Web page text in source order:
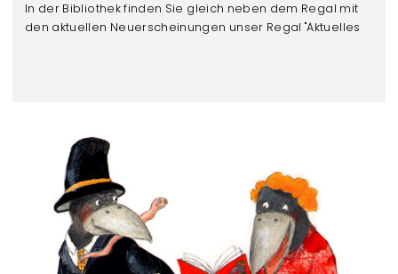
In der Bibliothek finden Sie gleich neben dem Regal mit
den aktuellen Neuerscheinungen unser Regal "Aktuelles